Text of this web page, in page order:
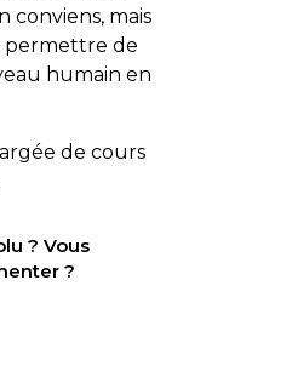
conviens, mais
permettre de
humain en
de cours
? Vous
?